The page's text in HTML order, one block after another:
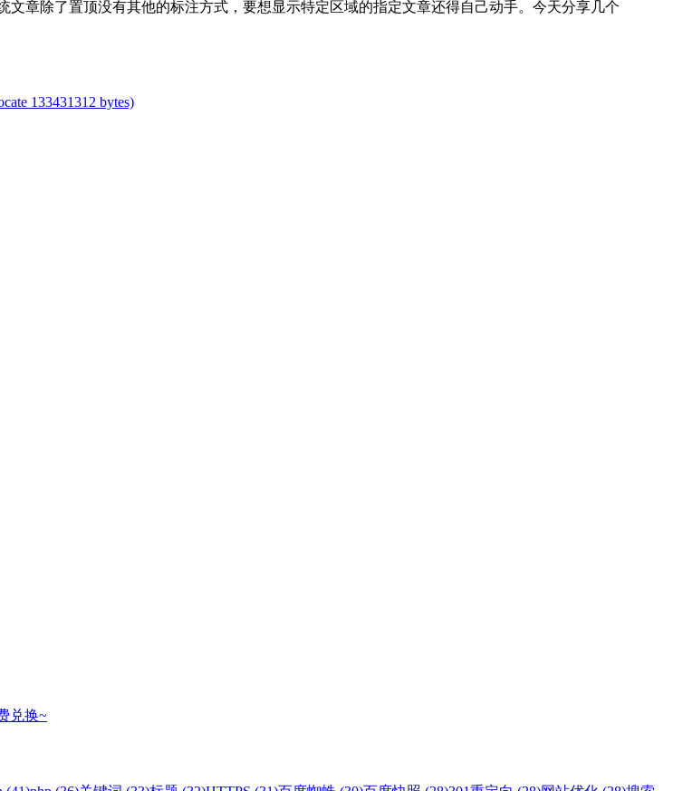
章除了置顶没有其他的标注方式，要想显示特定区域的指定文章还得自己动手。今天分享几个
133431312 bytes)
兑换~